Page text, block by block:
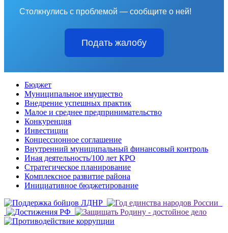
Столкнулись с проблемой — сообщите о ней!
Подать жалобу
Бюджет
Муниципальное имущество
Внедрение успешных практик
Малое и среднее предпринимательство
Конкуренция
Инвестиции
Концессионное соглашение
Внутренний муниципальный финансовый контроль
Иная деятельность/100 лет КРО
Стратегическое планирование
Комплексное развитие района
Инициативное бюджетирование